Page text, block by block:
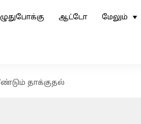
ஆட்டோ மேலும்
தாக்குதல்